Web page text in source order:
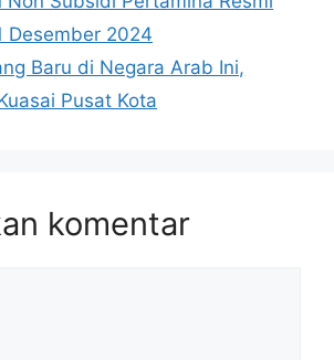
Desember 2024
Baru di Negara Arab Ini,
Pusat Kota
komentar